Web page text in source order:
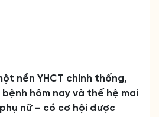
nền YHCT chính thống,
hôm nay và thế hệ mai
nữ – có cơ hội được